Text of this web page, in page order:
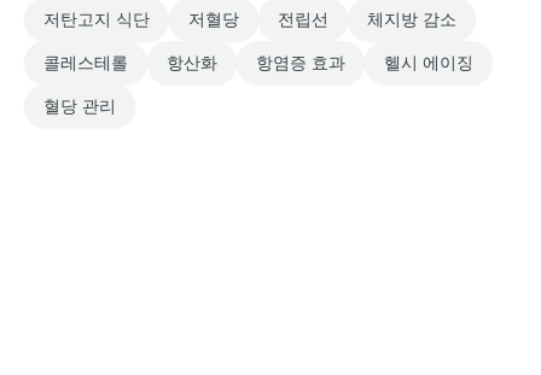
저탄고지 식단 저혈당 전립선 체지방 감소
콜레스테롤 항산화 항염증 효과 헬시 에이징
혈당 관리